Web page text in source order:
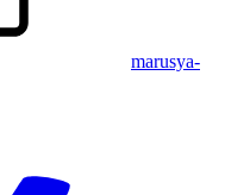
marusya-